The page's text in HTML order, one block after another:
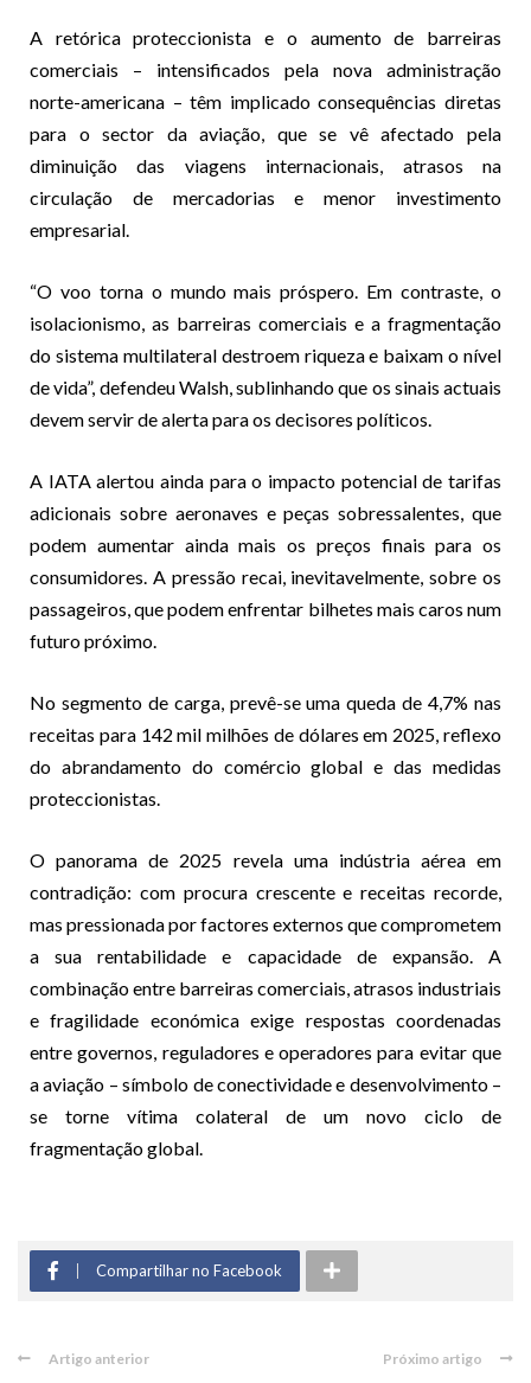
A retórica proteccionista e o aumento de barreiras
comerciais – intensificados pela nova administração
norte-americana – têm implicado consequências diretas
para o sector da aviação, que se vê afectado pela
diminuição das viagens internacionais, atrasos na
circulação de mercadorias e menor investimento
empresarial.
“O voo torna o mundo mais próspero. Em contraste, o
isolacionismo, as barreiras comerciais e a fragmentação
do sistema multilateral destroem riqueza e baixam o nível
de vida”, defendeu Walsh, sublinhando que os sinais actuais
devem servir de alerta para os decisores políticos.
A IATA alertou ainda para o impacto potencial de tarifas
adicionais sobre aeronaves e peças sobressalentes, que
podem aumentar ainda mais os preços finais para os
consumidores. A pressão recai, inevitavelmente, sobre os
passageiros, que podem enfrentar bilhetes mais caros num
futuro próximo.
No segmento de carga, prevê-se uma queda de 4,7% nas
receitas para 142 mil milhões de dólares em 2025, reflexo
do abrandamento do comércio global e das medidas
proteccionistas.
O panorama de 2025 revela uma indústria aérea em
contradição: com procura crescente e receitas recorde,
mas pressionada por factores externos que comprometem
a sua rentabilidade e capacidade de expansão. A
combinação entre barreiras comerciais, atrasos industriais
e fragilidade económica exige respostas coordenadas
entre governos, reguladores e operadores para evitar que
a aviação – símbolo de conectividade e desenvolvimento –
se torne vítima colateral de um novo ciclo de
fragmentação global.
Compartilhar no Facebook
Artigo anterior Próximo artigo